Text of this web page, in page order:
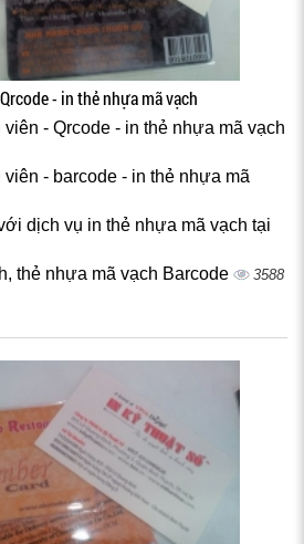
- in thẻ nhựa mã vạch
- Qrcode - in thẻ nhựa mã vạch
- barcode - in thẻ nhựa mã
dịch vụ in thẻ nhựa mã vạch tại
thẻ nhựa mã vạch Barcode 3588